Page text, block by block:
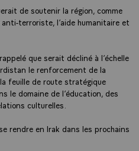
de soutenir la région, comme
anti-terroriste, l’aide humanitaire et
que serait décliné à l’échelle
le renforcement de la
feuille de route stratégique
le domaine de l’éducation, des
culturelles.
rendre en Irak dans les prochains